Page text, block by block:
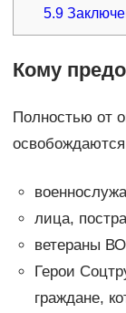
5.9
Кому
Полностью от
лица,
ветераны
Герои
граждане,